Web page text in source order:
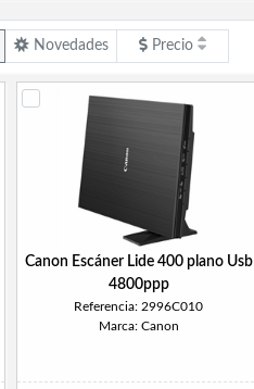
Novedades Precio
Canon Escáner Lide 400 plano Usb
4800ppp
Referencia: 2996C010
Marca: Canon